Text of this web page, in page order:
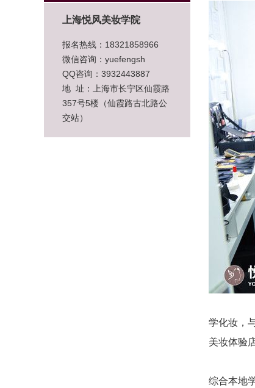
上海悦风美妆学院
报名热线：18321858966
微信咨询：yuefengsh
QQ咨询：3932443887
地 址：上海市长宁区仙霞路
357号5楼（仙霞路古北路公
交站）
学化妆，
美妆体验
综合本地